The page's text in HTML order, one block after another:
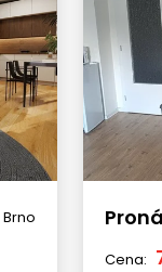
Brno
Cena: